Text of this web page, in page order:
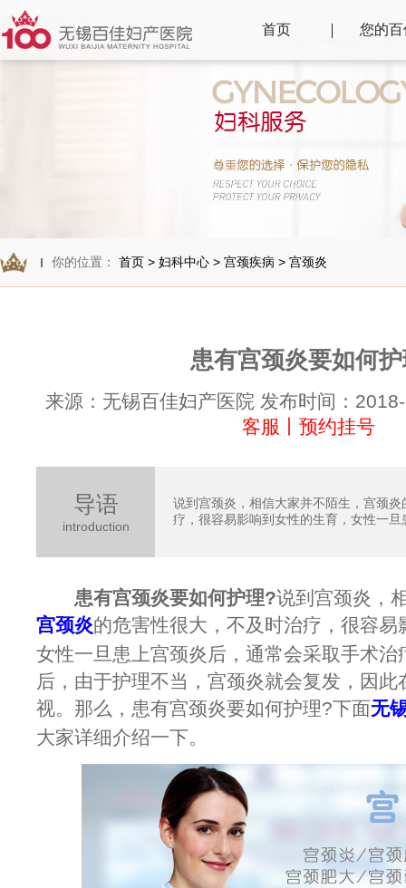
首页 您的百
你的位置： 首页 > 妇科中心 > 宫颈疾病 > 宫颈炎
患有宫颈炎要如何
来源：无锡百佳妇产医院 发布时间：
客服丨预约挂号
导语
introduction
说到宫颈炎，相信大家并不陌生，宫颈
疗，很容易影响到女性的生育，女性一旦
患有宫颈炎要如何护理?说到宫颈炎，
宫颈炎的危害性很大，不及时治疗，很容易
女性一旦患上宫颈炎后，通常会采取手术治
后，由于护理不当，宫颈炎就会复发，因
视。那么，患有宫颈炎要如何护理?下面无
大家详细介绍一下。